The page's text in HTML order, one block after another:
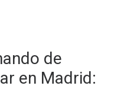
de
en Madrid: